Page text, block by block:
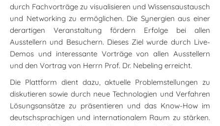
durch Fachvorträge zu visualisieren und Wissensaustausch
und Networking zu ermöglichen. Die Synergien aus einer
derartigen Veranstaltung fördern Erfolge bei allen
Ausstellern und Besuchern. Dieses Ziel wurde durch Live-
Demos und interessante Vorträge von allen Ausstellern
und den Vortrag von Herrn Prof. Dr. Nebeling erreicht.
Die Plattform dient dazu, aktuelle Problemstellungen zu
diskutieren sowie durch neue Technologien und Verfahren
Lösungsansätze zu präsentieren und das Know-How im
deutschsprachigen und internationalem Raum zu stärken.